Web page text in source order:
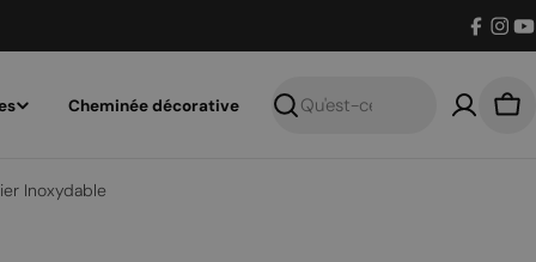
Cheminée décorative
Recherche
Inoxydable